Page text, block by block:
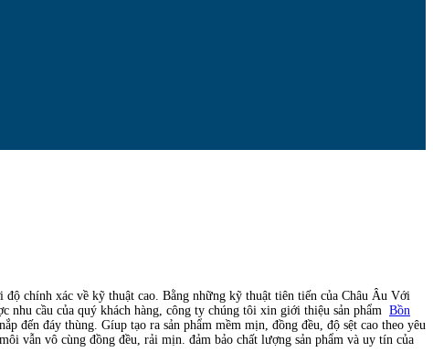
chính xác về kỹ thuật cao. Bằng những kỹ thuật tiên tiến của Châu Âu Với
nhu cầu của quý khách hàng, công ty chúng tôi xin giới thiệu sản phẩm Bồn
đến đáy thùng. Gíup tạo ra sản phẩm mềm mịn, đồng đều, độ sệt cao theo yêu
vẫn vô cùng đồng đều, rải mịn. đảm bảo chất lượng sản phẩm và uy tín của